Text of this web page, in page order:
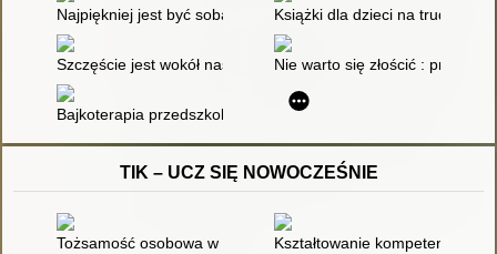
Najpiękniej jest być sobą Książki dla dzieci na trudne
Szczęście jest wokół nas : Scenariusz zajęć
Nie warto się złościć :
Bajkoterapia przedszkolaka. cd
TIK – UCZ SIĘ NOWOCZEŚNIE
Tożsamość osobowa w epoce cyfrowych technologii
Kształtowanie kompetencji